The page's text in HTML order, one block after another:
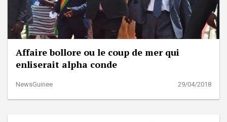
Affaire bollore ou le coup de mer qui
enliserait alpha conde
NewsGuinee 29/04/2018